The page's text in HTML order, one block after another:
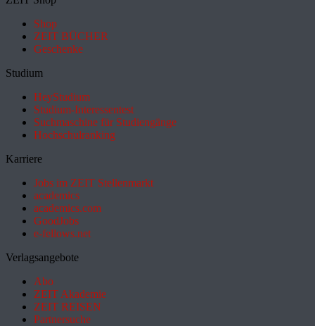
Shop
ZEIT BÜCHER
Geschenke
Studium
HeyStudium
Studium-Interessentest
Suchmaschine für Studiengänge
Hochschulranking
Karriere
Jobs im ZEIT Stellenmarkt
academics
academics.com
GoodJobs
e-fellows.net
Verlagsangebote
Abo
ZEIT Akademie
ZEIT REISEN
Partnersuche